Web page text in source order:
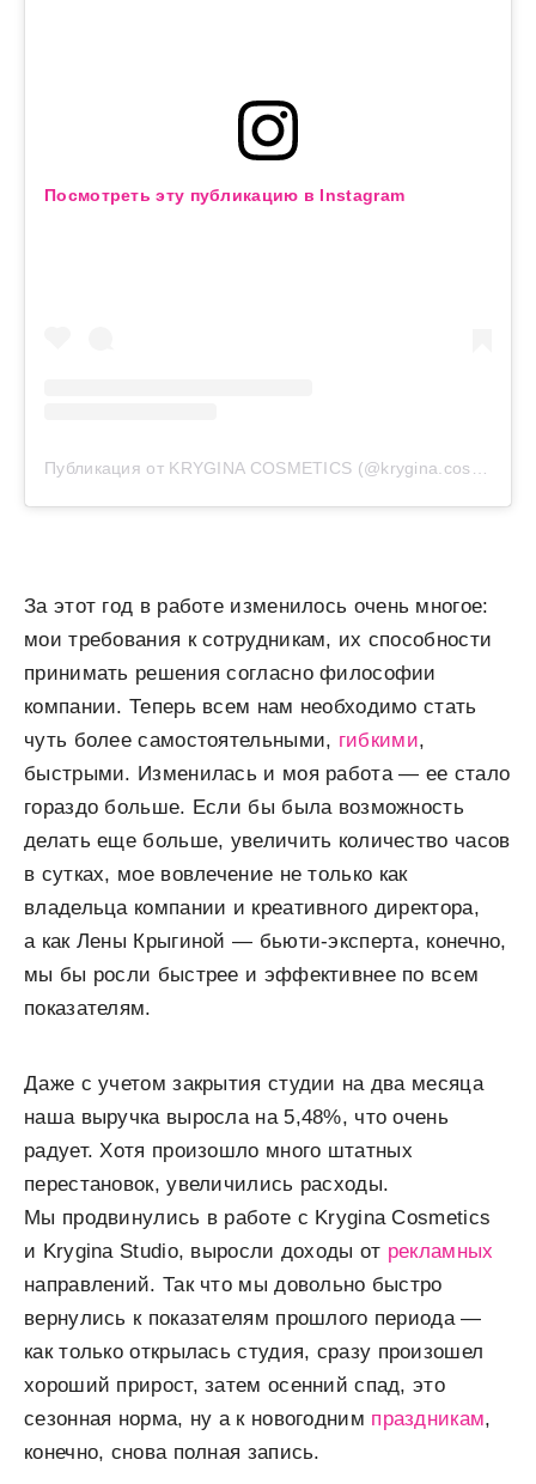
Посмотреть эту публикацию в Instagram
Публикация от KRYGINA COSMETICS (@krygina.cosmetics)
За этот год в работе изменилось очень многое:
мои требования к сотрудникам, их способности
принимать решения согласно философии
компании. Теперь всем нам необходимо стать
чуть более самостоятельными, гибкими,
быстрыми. Изменилась и моя работа ​— ​ее стало
гораздо больше. Если бы была возможность
делать еще больше, увеличить количество часов
в сутках, мое вовлечение не только как
владельца компании и креативного директора,
а как Лены Крыгиной — бьюти-эксперта, конечно,
мы бы росли быстрее и эффективнее по всем
показателям.
Даже с учетом закрытия студии на два месяца
наша выручка выросла на 5,48%, что очень
радует. Хотя произошло много штатных
перестановок, увеличились расходы.
Мы продвинулись в работе с Krygina Cosmetics
и Krygina Studio, выросли доходы от рекламных
направлений. Так что мы довольно быстро
вернулись к показателям прошлого периода ​—​
как только открылась студия, сразу произошел
хороший прирост, затем осенний спад, это
сезонная норма, ну а к новогодним праздникам,
конечно, снова полная запись.